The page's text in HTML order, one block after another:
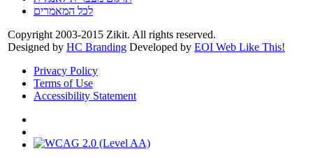
לכל המאמרים
Copyright 2003-2015 Zikit. All rights reserved.
Designed by HC Branding Developed by EOI Web Like This!
Privacy Policy
Terms of Use
Accessibility Statement